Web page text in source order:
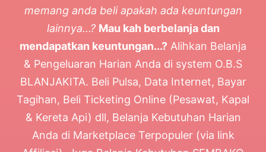
memang anda beli apakah ada keuntungan
lainnya...? Mau kah berbelanja dan
mendapatkan keuntungan...? Alihkan Belanja
& Pengeluaran Harian Anda di system O.B.S
BLANJAKITA. Beli Pulsa, Data Internet, Bayar
Tagihan, Beli Ticketing Online (Pesawat, Kapal
& Kereta Api) dll, Belanja Kebutuhan Harian
Anda di Marketplace Terpopuler (via link